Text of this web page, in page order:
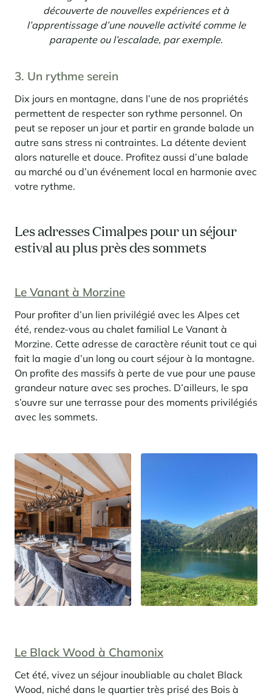
découverte de nouvelles expériences et à
l’apprentissage d’une nouvelle activité comme le
parapente ou l’escalade, par exemple.
3. Un rythme serein
Dix jours en montagne, dans l’une de nos propriétés
permettent de respecter son rythme personnel. On
peut se reposer un jour et partir en grande balade un
autre sans stress ni contraintes. La détente devient
alors naturelle et douce. Profitez aussi d’une balade
au marché ou d’un événement local en harmonie avec
votre rythme.
Les adresses Cimalpes pour un séjour
estival au plus près des sommets
Le Vanant à Morzine
Pour profiter d’un lien privilégié avec les Alpes cet
été, rendez-vous au chalet familial Le Vanant à
Morzine. Cette adresse de caractère réunit tout ce qui
fait la magie d’un long ou court séjour à la montagne.
On profite des massifs à perte de vue pour une pause
grandeur nature avec ses proches. D’ailleurs, le spa
s’ouvre sur une terrasse pour des moments privilégiés
avec les sommets.
Le Black Wood à Chamonix
Cet été, vivez un séjour inoubliable au chalet Black
Wood, niché dans le quartier très prisé des Bois à